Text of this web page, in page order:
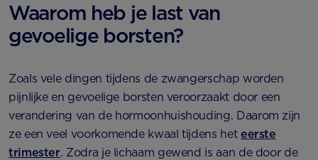
Waarom heb je last van
gevoelige borsten?
Zoals vele dingen tijdens de zwangerschap worden
pijnlijke en gevoelige borsten veroorzaakt door een
verandering van de hormoonhuishouding. Daarom zijn
ze een veel voorkomende kwaal tijdens het eerste
trimester. Zodra je lichaam gewend is aan de door de